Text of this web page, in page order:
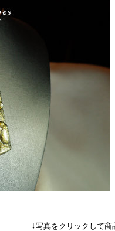
↓写真をクリックして商